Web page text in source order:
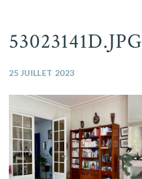
53023141D.JPG
25 JUILLET 2023